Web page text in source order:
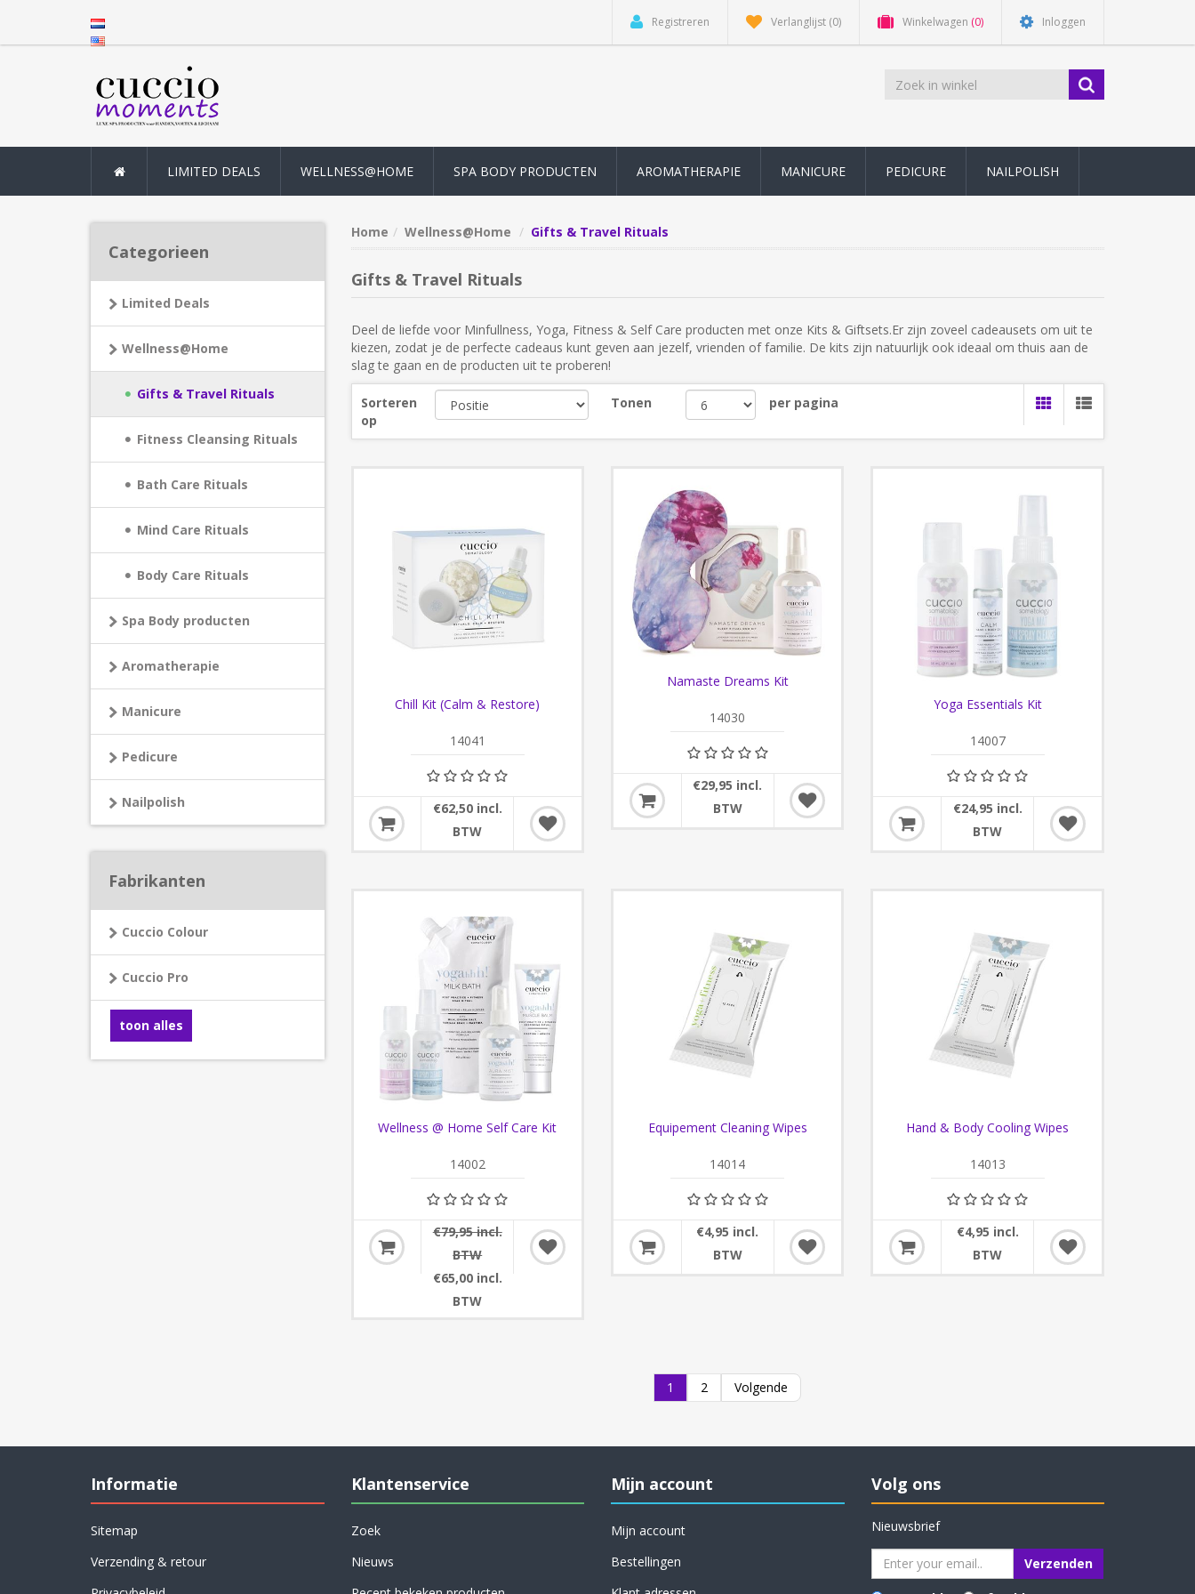
Registreren Verlanglijst (0) Winkelwagen (0) Inloggen
LIMITED DEALS WELLNESS@HOME SPA BODY PRODUCTEN AROMATHERAPIE MANICURE PEDICURE NAILPOLISH
Categorieen
Limited Deals
Wellness@Home
Gifts & Travel Rituals
Fitness Cleansing Rituals
Bath Care Rituals
Mind Care Rituals
Body Care Rituals
Spa Body producten
Aromatherapie
Manicure
Pedicure
Nailpolish
Fabrikanten
Cuccio Colour
Cuccio Pro
toon alles
Home Wellness@Home Gifts & Travel Rituals
Gifts & Travel Rituals
Deel de liefde voor Minfullness, Yoga, Fitness & Self Care producten met onze Kits & Giftsets.Er zijn zoveel cadeausets om uit te
kiezen, zodat je de perfecte cadeaus kunt geven aan jezelf, vrienden of familie. De kits zijn natuurlijk ook ideaal om thuis aan de
slag te gaan en de producten uit te proberen!
Sorteren
op
Tonen per pagina
Chill Kit (Calm & Restore)
14041
€62,50 incl.
BTW
Namaste Dreams Kit
14030
€29,95 incl.
BTW
Yoga Essentials Kit
14007
€24,95 incl.
BTW
Wellness @ Home Self Care Kit
14002
€79,95 incl.
BTW
€65,00 incl.
BTW
Equipement Cleaning Wipes
14014
€4,95 incl.
BTW
Hand & Body Cooling Wipes
14013
€4,95 incl.
BTW
1 2 Volgende
Informatie
Sitemap
Verzending & retour
Klantenservice
Zoek
Nieuws
Mijn account
Mijn account
Bestellingen
Volg ons
Nieuwsbrief